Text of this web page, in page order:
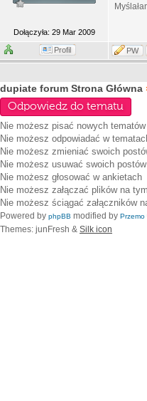
Dołączyła: 29 Mar 2009
Profil PW
dupiate forum Strona Główna
Odpowiedz do tematu
Nie możesz pisać nowych tematów
Nie możesz odpowiadać w
Nie możesz zmieniać swoich
Nie możesz usuwać swoich postów
Nie możesz głosować w ankietach
Nie możesz załączać plików na
Nie możesz ściągać załączników
Powered by phpBB modified by Przemo
Themes: junFresh & Silk icon